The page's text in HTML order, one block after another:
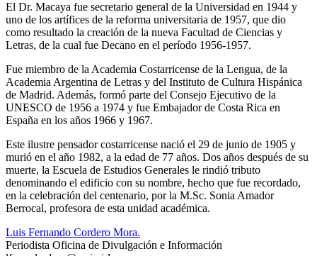
El Dr. Macaya fue secretario general de la Universidad en 1944 y
uno de los artífices de la reforma universitaria de 1957, que dio
como resultado la creación de la nueva Facultad de Ciencias y
Letras, de la cual fue Decano en el período 1956-1957.
Fue miembro de la Academia Costarricense de la Lengua, de la
Academia Argentina de Letras y del Instituto de Cultura Hispánica
de Madrid. Además, formó parte del Consejo Ejecutivo de la
UNESCO de 1956 a 1974 y fue Embajador de Costa Rica en
España en los años 1966 y 1967.
Este ilustre pensador costarricense nació el 29 de junio de 1905 y
murió en el año 1982, a la edad de 77 años. Dos años después de su
muerte, la Escuela de Estudios Generales le rindió tributo
denominando el edificio con su nombre, hecho que fue recordado,
en la celebración del centenario, por la M.Sc. Sonia Amador
Berrocal, profesora de esta unidad académica.
Luis Fernando Cordero Mora.
Periodista Oficina de Divulgación e Información